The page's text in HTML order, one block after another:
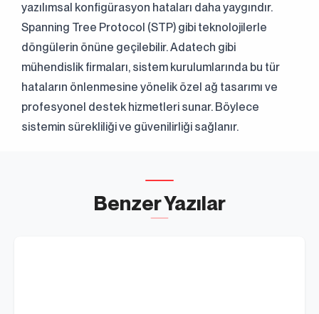
yazılımsal konfigürasyon hataları daha yaygındır.
Spanning Tree Protocol (STP) gibi teknolojilerle
döngülerin önüne geçilebilir. Adatech gibi
mühendislik firmaları, sistem kurulumlarında bu tür
hataların önlenmesine yönelik özel ağ tasarımı ve
profesyonel destek hizmetleri sunar. Böylece
sistemin sürekliliği ve güvenilirliği sağlanır.
Benzer Yazılar